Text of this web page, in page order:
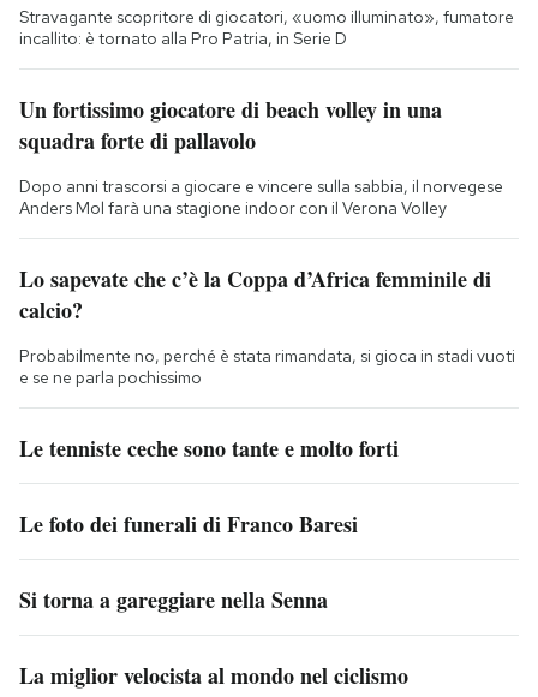
Stravagante scopritore di giocatori, «uomo illuminato», fumatore
incallito: è tornato alla Pro Patria, in Serie D
Un fortissimo giocatore di beach volley in una
squadra forte di pallavolo
Dopo anni trascorsi a giocare e vincere sulla sabbia, il norvegese
Anders Mol farà una stagione indoor con il Verona Volley
Lo sapevate che c’è la Coppa d’Africa femminile di
calcio?
Probabilmente no, perché è stata rimandata, si gioca in stadi vuoti
e se ne parla pochissimo
Le tenniste ceche sono tante e molto forti
Le foto dei funerali di Franco Baresi
Si torna a gareggiare nella Senna
La miglior velocista al mondo nel ciclismo